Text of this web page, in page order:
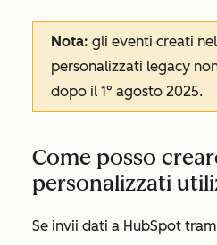
Nota: gli eventi creati
personalizzati legacy
dopo il 1° agosto 2025.
Come posso
personalizzati
Se invii dati a HubSpot